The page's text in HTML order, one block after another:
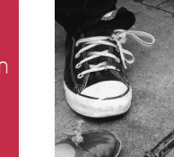
siècle,
Editions
Les
Crysalides